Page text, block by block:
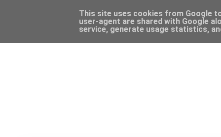
This site uses cookies from Google
user-agent are shared with Google
service, generate usage statistics,